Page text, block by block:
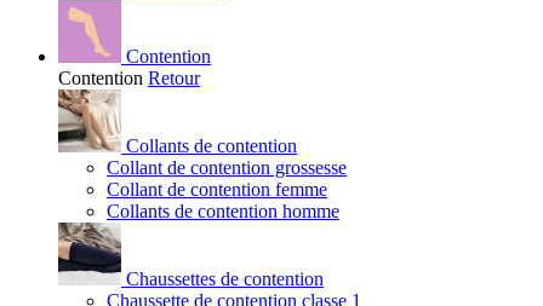
Contention
Contention Retour
Collants de contention
Collant de contention grossesse
Collant de contention femme
Collants de contention homme
Chaussettes de contention
Chaussette de contention classe 1